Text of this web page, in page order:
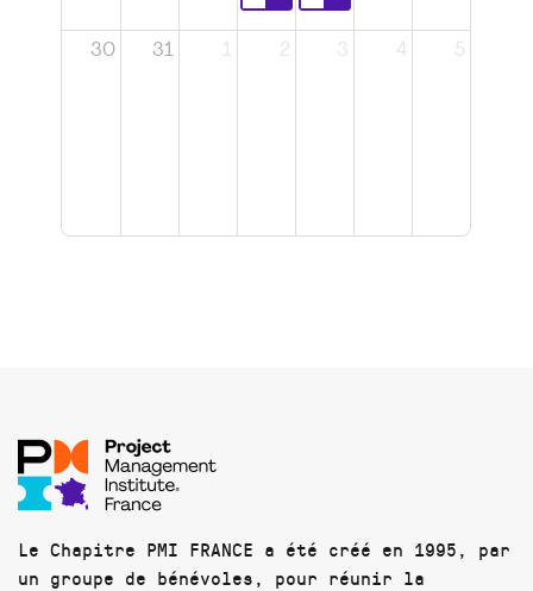
30 31 1 2 3 4 5
Le Chapitre PMI FRANCE a été créé en 1995, par
un groupe de bénévoles, pour réunir la